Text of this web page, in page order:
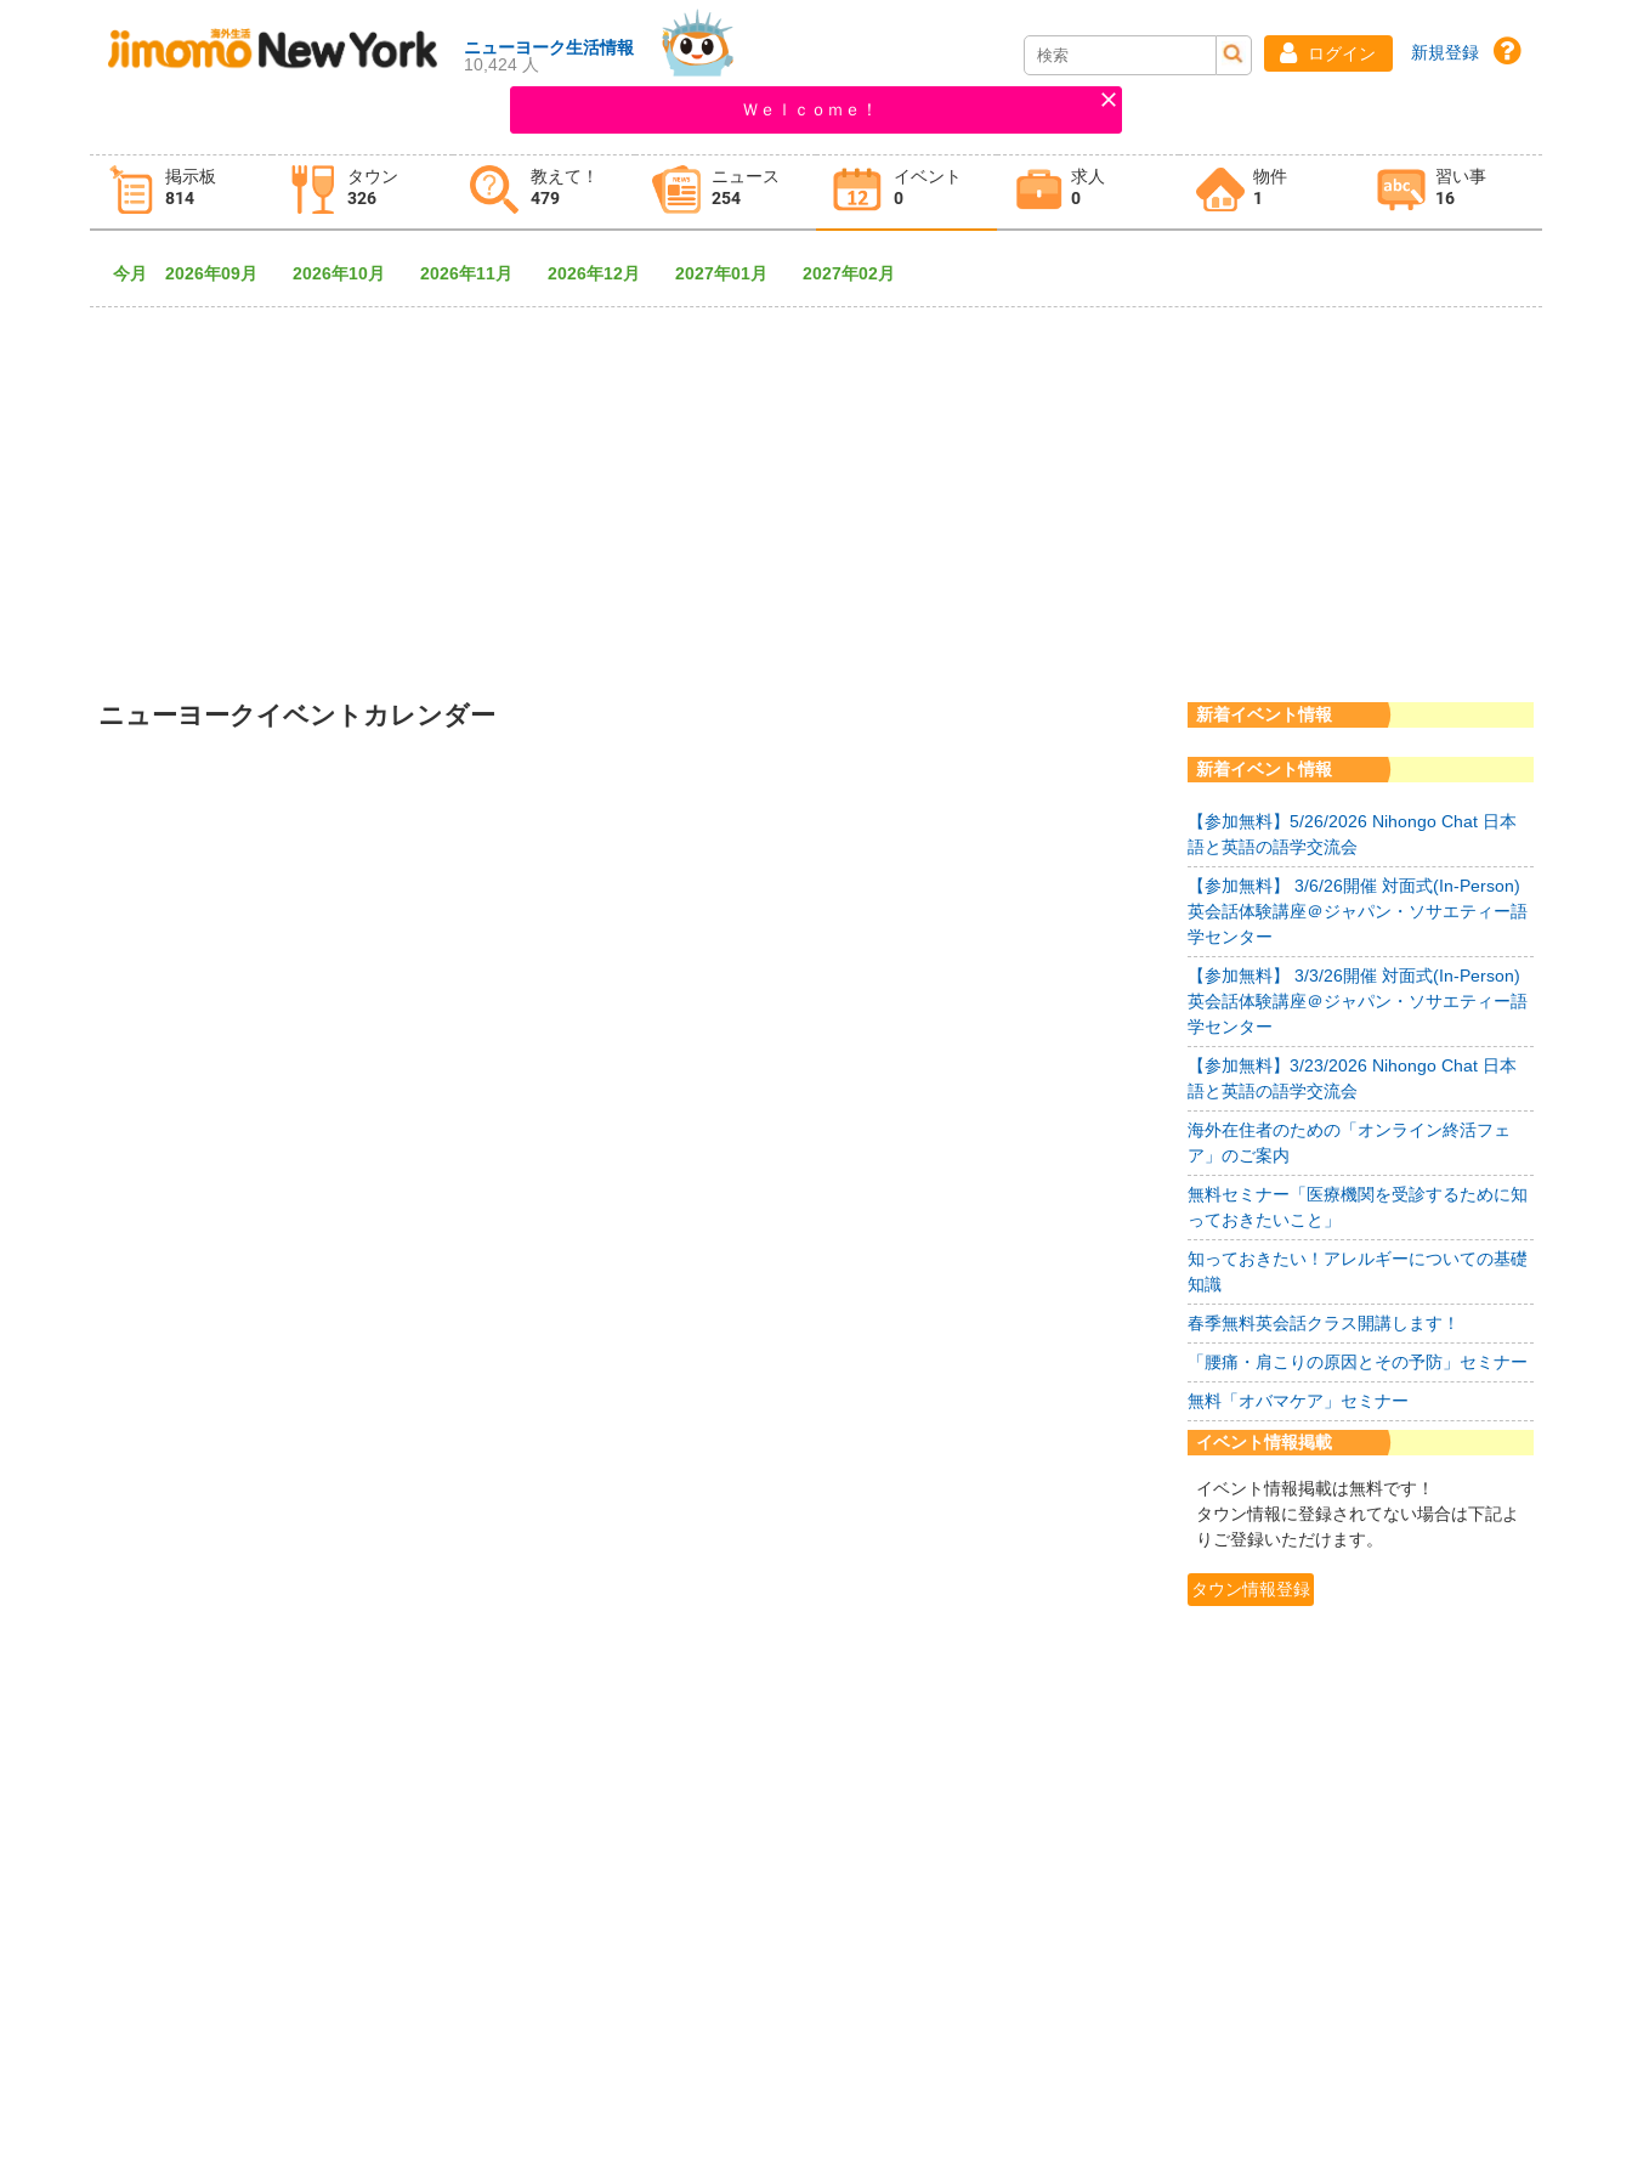
ニューヨーク生活情報
10,424 人
ログイン 新規登録
Ｗｅｌｃｏｍｅ！
掲示板
814
タウン
326
教えて！
479
ニュース
254
イベント
0
求人
0
物件
1
習い事
16
タウン情報
今月 2026年09月 2026年10月 2026年11月 2026年12月 2027年01月 2027年02月
ニューヨークイベントカレンダー 新着イベント情報
新着イベント情報
【参加無料】5/26/2026 Nihongo Chat 日本
語と英語の語学交流会
【参加無料】 3/6/26開催 対面式(In-Person)
英会話体験講座＠ジャパン・ソサエティー語
学センター
【参加無料】 3/3/26開催 対面式(In-Person)
英会話体験講座＠ジャパン・ソサエティー語
学センター
【参加無料】3/23/2026 Nihongo Chat 日本
語と英語の語学交流会
海外在住者のための「オンライン終活フェ
ア」のご案内
無料セミナー「医療機関を受診するために知
っておきたいこと」
知っておきたい！アレルギーについての基礎
知識
春季無料英会話クラス開講します！
「腰痛・肩こりの原因とその予防」セミナー
無料「オバマケア」セミナー
イベント情報掲載
イベント情報掲載は無料です！
タウン情報に登録されてない場合は下記よ
りご登録いただけます。
タウン情報登録